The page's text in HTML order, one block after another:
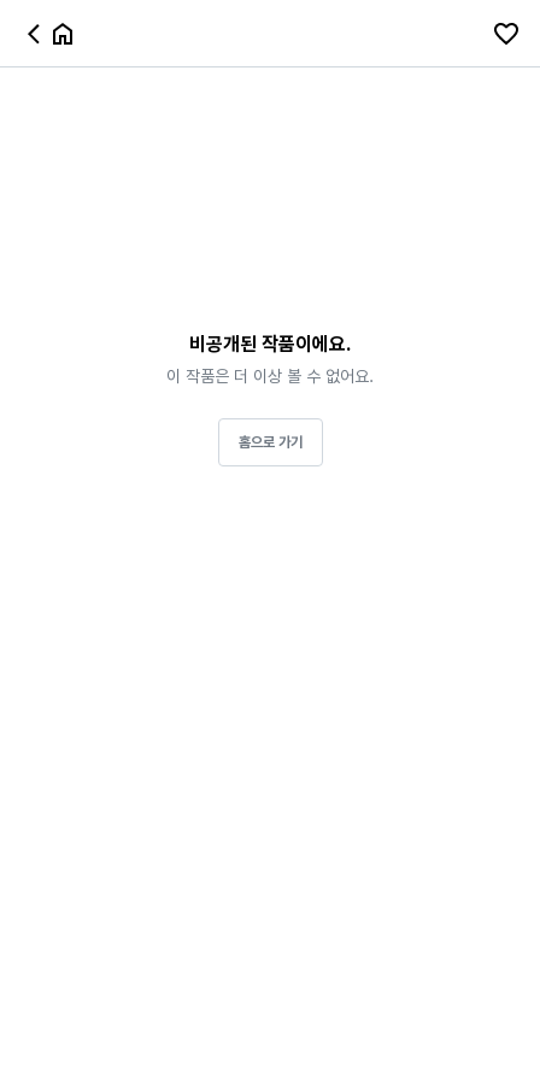
비공개된 작품이에요.
이 작품은 더 이상 볼 수 없어요.
홈으로 가기